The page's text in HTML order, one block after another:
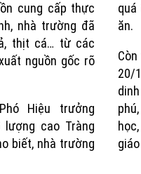
cung cấp thực
nhà trường đã
thịt cá… từ các
nguồn gốc rõ
Hiệu trưởng
cao Tràng
biết, nhà trường
ăn.
20/